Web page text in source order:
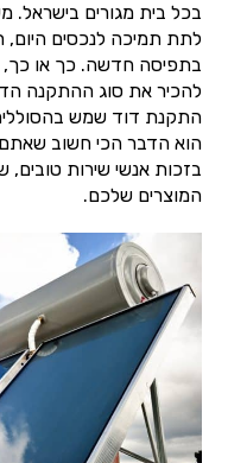
בכל בית מגורים בישראל.
לתת תמיכה לנכסים היום,
בתפיסה חדשה. כך או כך,
להכיר את סוג ההתקנה
התקנת דוד שמש
הוא הדבר הכי חשוב
בזכות אנשי שירות
המוצרים שלכם.